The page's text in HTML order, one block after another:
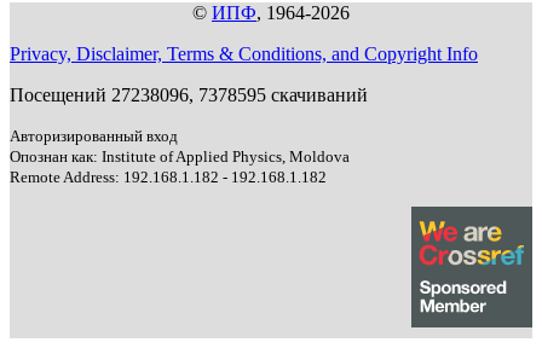
© ИПФ, 1964-2026
Privacy, Disclaimer, Terms & Conditions, and Copyright Info
Посещений 27238096, 7378595 скачиваний
Авторизированный вход
Опознан как: Institute of Applied Physics, Moldova
Remote Address: 192.168.1.182 - 192.168.1.182